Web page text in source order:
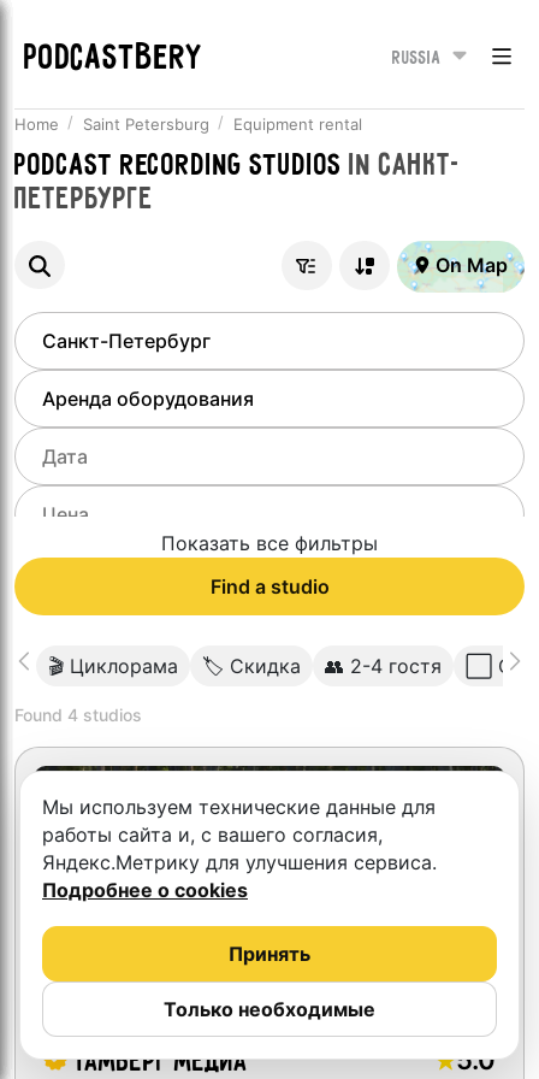
PODCASTBERY Russia
Home Saint Petersburg Equipment rental
Podcast recording studios inСанкт-
Петербурге
On Map
Показать все фильтры
Find a studio
🎬 Циклорама 🏷 Скидка 👥 2-4 гостя ⬜️
Found 4 studios
Тамберг медиа 5.0
Мы используем технические данные для
работы сайта и, с вашего согласия,
Яндекс.Метрику для улучшения сервиса.
Подробнее о cookies
Только необходимые
Принять